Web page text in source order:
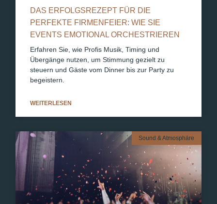
DAS ERFOLGSREZEPT FÜR DIE
PERFEKTE FIRMENFEIER: WIE SIE
EVENTS EMOTIONAL ORCHESTRIEREN
Erfahren Sie, wie Profis Musik, Timing und
Übergänge nutzen, um Stimmung gezielt zu
steuern und Gäste vom Dinner bis zur Party zu
begeistern.
WEITERLESEN
Sound & Atmosphäre